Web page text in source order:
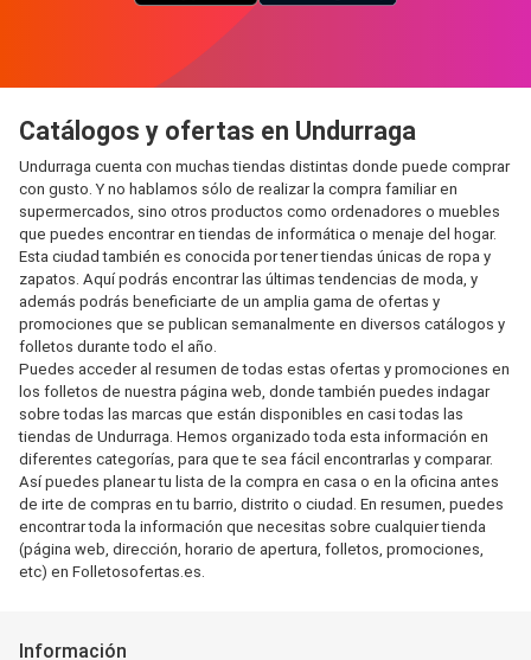
Catálogos y ofertas en Undurraga
Undurraga cuenta con muchas tiendas distintas donde puede comprar
con gusto. Y no hablamos sólo de realizar la compra familiar en
supermercados, sino otros productos como ordenadores o muebles
que puedes encontrar en tiendas de informática o menaje del hogar.
Esta ciudad también es conocida por tener tiendas únicas de ropa y
zapatos. Aquí podrás encontrar las últimas tendencias de moda, y
además podrás beneficiarte de un amplia gama de ofertas y
promociones que se publican semanalmente en diversos catálogos y
folletos durante todo el año.
Puedes acceder al resumen de todas estas ofertas y promociones en
los folletos de nuestra página web, donde también puedes indagar
sobre todas las marcas que están disponibles en casi todas las
tiendas de Undurraga. Hemos organizado toda esta información en
diferentes categorías, para que te sea fácil encontrarlas y comparar.
Así puedes planear tu lista de la compra en casa o en la oficina antes
de irte de compras en tu barrio, distrito o ciudad. En resumen, puedes
encontrar toda la información que necesitas sobre cualquier tienda
(página web, dirección, horario de apertura, folletos, promociones,
etc) en Folletosofertas.es.
Información